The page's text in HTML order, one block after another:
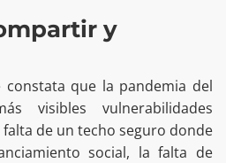
y
constata que la pandemia del
visibles vulnerabilidades
de un techo seguro donde
social, la falta de